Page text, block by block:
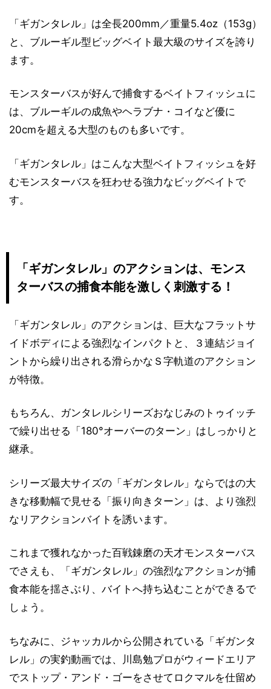
「ギガンタレル」は全長200mm／重量5.4oz（153g）
と、ブルーギル型ビッグベイト最大級のサイズを誇り
ます。
モンスターバスが好んで捕食するベイトフィッシュに
は、ブルーギルの成魚やヘラブナ・コイなど優に
20cmを超える大型のものも多いです。
「ギガンタレル」はこんな大型ベイトフィッシュを好
むモンスターバスを狂わせる強力なビッグベイトで
す。
「ギガンタレル」のアクションは、モンス
ターバスの捕食本能を激しく刺激する！
「ギガンタレル」のアクションは、巨大なフラットサ
イドボディによる強烈なインパクトと、３連結ジョイ
ントから繰り出される滑らかなＳ字軌道のアクション
が特徴。
もちろん、ガンタレルシリーズおなじみのトゥイッチ
で繰り出せる「180°オーバーのターン」はしっかりと
継承。
シリーズ最大サイズの「ギガンタレル」ならではの大
きな移動幅で見せる「振り向きターン」は、より強烈
なリアクションバイトを誘います。
これまで獲れなかった百戦錬磨の天才モンスターバス
でさえも、「ギガンタレル」の強烈なアクションが捕
食本能を揺さぶり、バイトへ持ち込むことができるで
しょう。
ちなみに、ジャッカルから公開されている「ギガンタ
レル」の実釣動画では、川島勉プロがウィードエリア
でストップ・アンド・ゴーをさせてロクマルを仕留め